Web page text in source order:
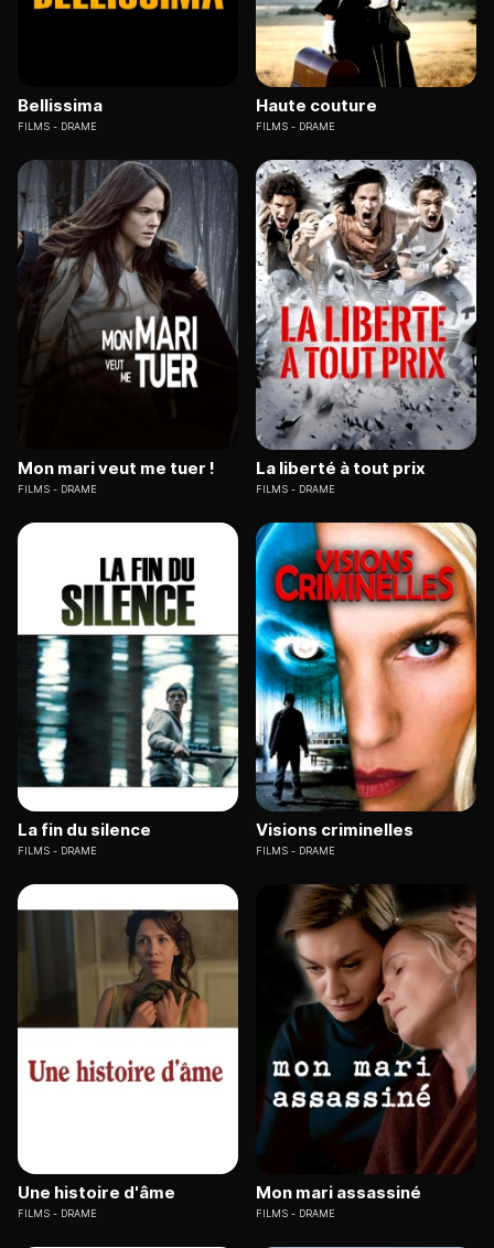
Bellissima
FILMS DRAME
Haute couture
FILMS DRAME
Mon mari veut me tuer !
FILMS DRAME
La liberté à tout prix
FILMS DRAME
La fin du silence
FILMS DRAME
Visions criminelles
FILMS DRAME
Une histoire d'âme
FILMS DRAME
Mon mari assassiné
FILMS DRAME